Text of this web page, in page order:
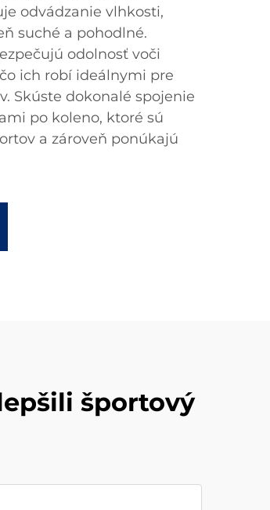
odvádzanie vlhkosti,
suché a pohodlné.
odolnosť voči
ich robí ideálnymi pre
Skúste dokonalé spojenie
po koleno, ktoré sú
a zároveň ponúkajú
športový